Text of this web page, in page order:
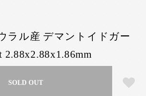
ラル産 デマントイドガー
2.88x2.88x1.86mm
SOLD OUT